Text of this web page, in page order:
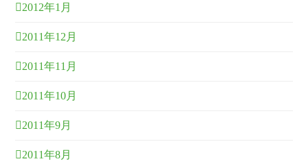
2012年1月
2011年12月
2011年11月
2011年10月
2011年9月
2011年8月